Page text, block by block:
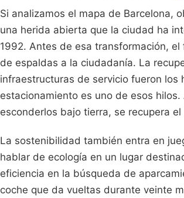
Si analizamos el mapa de Barcelona,
una herida abierta que la ciudad ha
1992. Antes de esa transformación,
de espaldas a la ciudadanía. La
infraestructuras de servicio fueron los
estacionamiento es uno de esos
esconderlos bajo tierra, se recupera
La sostenibilidad también entra en
hablar de ecología en un lugar
eficiencia en la búsqueda de
coche que da vueltas durante veinte